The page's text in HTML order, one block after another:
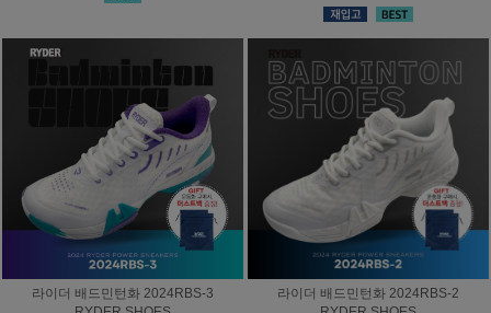
라이더 배드민턴화 2024RBS-3
라이더 배드민턴화 2024RBS-2